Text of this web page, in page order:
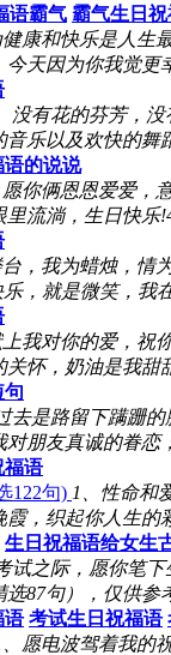
语霸气 霸气生日
健康和快乐是人生
天因为你我觉
没有花的芬芳，
乐以及欢快的
语的说说
愿你俩恩恩爱爱，
流淌，生日快
台，我为蜡烛，情
，就是微笑，我
上我对你的爱，祝
怀，奶油是我
句
去是路留下蹒跚
朋友真诚的眷
福语
122句) 1、性命和
，织起你人生
生日祝福语给女生
试之际，愿你笔
87句），仅供
语 考试生日祝福语
、愿电波驾着我的